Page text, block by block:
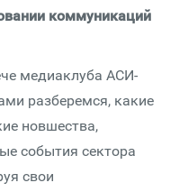
коммуникаций
медиаклуба АСИ-
разберемся, какие
новшества,
события сектора
свои